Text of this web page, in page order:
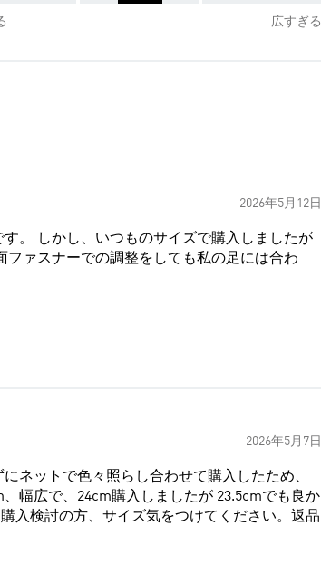
広すぎる
2026年5月12日
したが
ァスナーでの調整をしても私の足には合わ
2026年5月7日
ネットで色々照らし合わせて購入したため、
幅広で、24cm購入しましたが 23.5cmでも良か
入検討の方、サイズ気をつけてください。返品